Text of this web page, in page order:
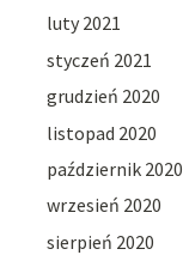
luty 2021
styczeń 2021
grudzień 2020
listopad 2020
październik 2020
wrzesień 2020
sierpień 2020